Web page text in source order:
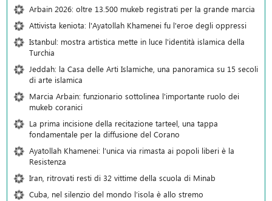
Arbain 2026: oltre 13.500 mukeb registrati per la grande marcia
Attivista keniota: l'Ayatollah Khamenei fu l'eroe degli oppressi
Istanbul: mostra artistica mette in luce l'identità islamica della
Turchia
Jeddah: la Casa delle Arti Islamiche, una panoramica su 15 secoli
di arte islamica
Marcia Arbain: funzionario sottolinea l'importante ruolo dei
mukeb coranici
La prima incisione della recitazione tarteel, una tappa
fondamentale per la diffusione del Corano
Ayatollah Khamenei: l’unica via rimasta ai popoli liberi è la
Resistenza
Iran, ritrovati resti di 32 vittime della scuola di Minab
Cuba, nel silenzio del mondo l’isola è allo stremo